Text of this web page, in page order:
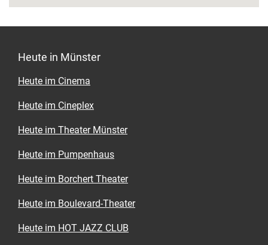
Heute in Münster
Heute im Cinema
Heute im Cineplex
Heute im Theater Münster
Heute im Pumpenhaus
Heute im Borchert Theater
Heute im Boulevard-Theater
Heute im HOT JAZZ CLUB